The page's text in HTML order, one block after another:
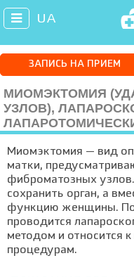
UA
ЗАПИСЬ НА ПРИЕМ
МИОМЭКТОМИЯ
УЗЛОВ),
Миомэктомия — вид
матки,
фиброматозных
сохранить орган, а
функцию женщины.
проводится
методом и относится
процедурам.